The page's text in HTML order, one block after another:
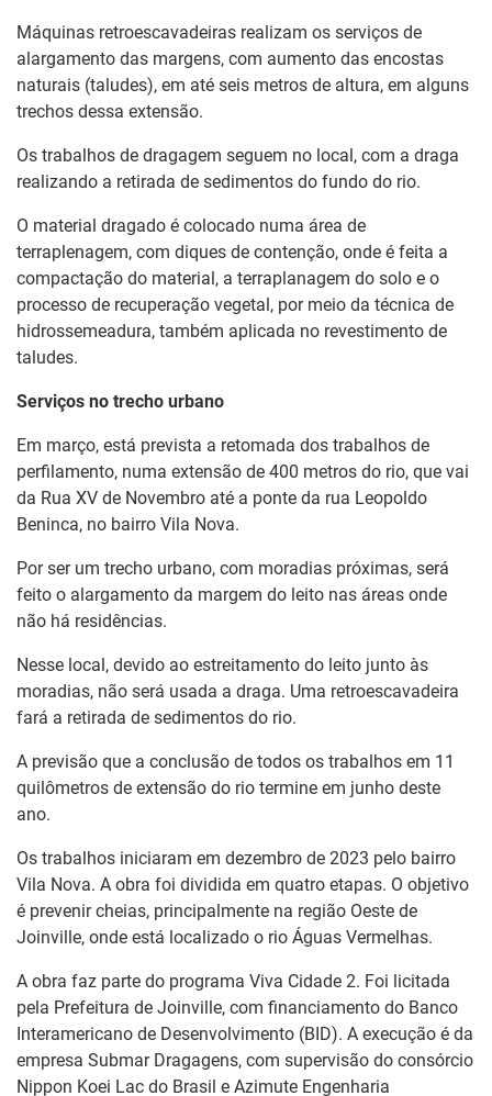
Máquinas retroescavadeiras realizam os serviços de
alargamento das margens, com aumento das encostas
naturais (taludes), em até seis metros de altura, em alguns
trechos dessa extensão.
Os trabalhos de dragagem seguem no local, com a draga
realizando a retirada de sedimentos do fundo do rio.
O material dragado é colocado numa área de
terraplenagem, com diques de contenção, onde é feita a
compactação do material, a terraplanagem do solo e o
processo de recuperação vegetal, por meio da técnica de
hidrossemeadura, também aplicada no revestimento de
taludes.
Serviços no trecho urbano
Em março, está prevista a retomada dos trabalhos de
perfilamento, numa extensão de 400 metros do rio, que vai
da Rua XV de Novembro até a ponte da rua Leopoldo
Beninca, no bairro Vila Nova.
Por ser um trecho urbano, com moradias próximas, será
feito o alargamento da margem do leito nas áreas onde
não há residências.
Nesse local, devido ao estreitamento do leito junto às
moradias, não será usada a draga. Uma retroescavadeira
fará a retirada de sedimentos do rio.
A previsão que a conclusão de todos os trabalhos em 11
quilômetros de extensão do rio termine em junho deste
ano.
Os trabalhos iniciaram em dezembro de 2023 pelo bairro
Vila Nova. A obra foi dividida em quatro etapas. O objetivo
é prevenir cheias, principalmente na região Oeste de
Joinville, onde está localizado o rio Águas Vermelhas.
A obra faz parte do programa Viva Cidade 2. Foi licitada
pela Prefeitura de Joinville, com financiamento do Banco
Interamericano de Desenvolvimento (BID). A execução é da
empresa Submar Dragagens, com supervisão do consórcio
Nippon Koei Lac do Brasil e Azimute Engenharia